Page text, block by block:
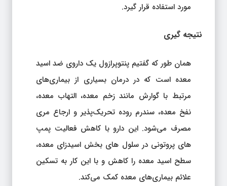
مورد استفاده قرار گیرد.
نتیجه گیری
همان طور که گفتیم پنتوپرازول یک داروی ضد اسید
معده است که در درمان بسیاری از بیماری‌های
مرتبط با گوارش مانند زخم معده، التهاب معده،
نفخ معده، سندرم روده تحریک‌پذیر و ارجاع مری
مصرف می‌شود. این دارو با کاهش فعالیت پمپ
های پروتونی در سلول های بخش اسیدزای معده،
سطح اسید معده را کاهش و با این کار به تسکین
علائم بیماری‌های معده کمک می‌کند.